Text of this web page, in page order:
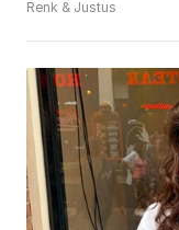
Renk & Justus